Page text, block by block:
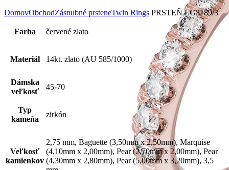
DomovObchodZásnubné prsteneTwin Rings PRSTEŇ LG3189/3
Farba červené zlato
Materiál 14kt. zlato (AU 585/1000)
Dámska
veľkosť
45-70
Typ
kameňa
zirkón
Veľkosť
kamienkov
2,75 mm, Baguette (3,50mm x 2,50mm), Marquise
(4,10mm x 2,00mm), Pear (2,70mm x 2,00mm), Pear
(4,30mm x 2,80mm), Pear (5,00mm x 3,20mm), 3,5